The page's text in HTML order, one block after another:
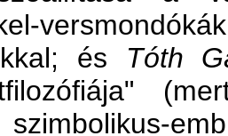
és Tóth